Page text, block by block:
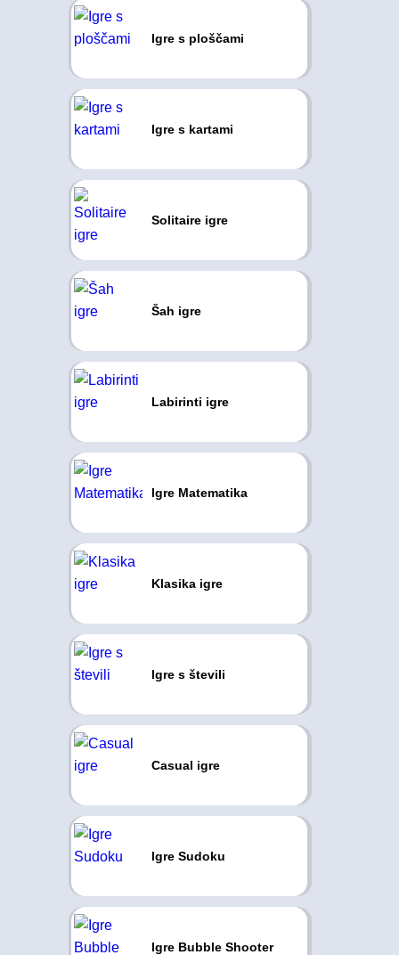
Igre s ploščami
Igre s kartami
Solitaire igre
Šah igre
Labirinti igre
Igre Matematika
Klasika igre
Igre s števili
Casual igre
Igre Sudoku
Igre Bubble Shooter